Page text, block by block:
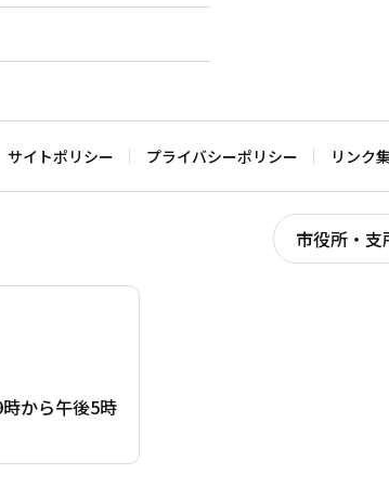
サイトポリシー プライバシーポリシー リンク集
から午後5時
市役所・支